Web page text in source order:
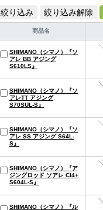
絞り込み 絞り込み解除
商品名
SHIMANO（シマノ）『ソ
アレ BB アジング
S610LS』
SHIMANO（シマノ）『ソ
アレTT アジング
S70SUL-S』
SHIMANO（シマノ）『ソ
アレ SS アジング S64L-
S』
SHIMANO（シマノ）『ア
ジングロッド ソアレ CI4+
S604L-S』
SHIMANO（シマノ）『ル